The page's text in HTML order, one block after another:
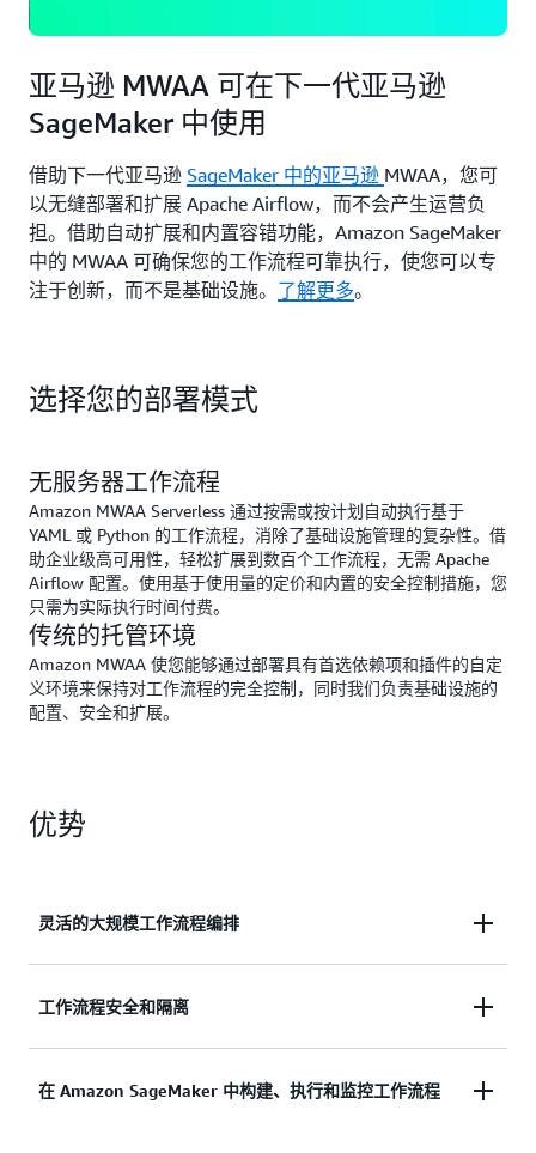
亚马逊 MWAA 可在下一代亚马逊
SageMaker 中使用
借助下一代亚马逊 SageMaker 中的亚马逊 MWAA，您可
以无缝部署和扩展 Apache Airflow，而不会产生运营负
担。借助自动扩展和内置容错功能，Amazon SageMaker
中的 MWAA 可确保您的工作流程可靠执行，使您可以专
注于创新，而不是基础设施。 了解更多。
选择您的部署模式
无服务器工作流程
Amazon MWAA Serverless 通过按需或按计划自动执行基于
YAML 或 Python 的工作流程，消除了基础设施管理的复杂性。借
助企业级高可用性，轻松扩展到数百个工作流程，无需 Apache
Airflow 配置。使用基于使用量的定价和内置的安全控制措施，您
只需为实际执行时间付费。
传统的托管环境
Amazon MWAA 使您能够通过部署具有首选依赖项和插件的自定
义环境来保持对工作流程的完全控制，同时我们负责基础设施的
配置、安全和扩展。
优势
灵活的大规模工作流程编排
亚马逊 MWAA 提供部署模型以满足不同的工作流程
提供对 Airflow 资源的精细控制，允许您根据特定要
工作流程安全和隔离
Amazon MWAA 提供根据您的需求量身定制的全面安
在 Amazon SageMaker 中构建、执行和监控工作流程